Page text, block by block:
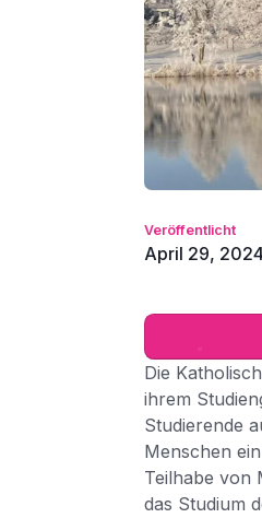
Veröffentlicht
April 29, 2024
Die
ihrem
Studierende
Menschen
Teilhabe von
das Studium